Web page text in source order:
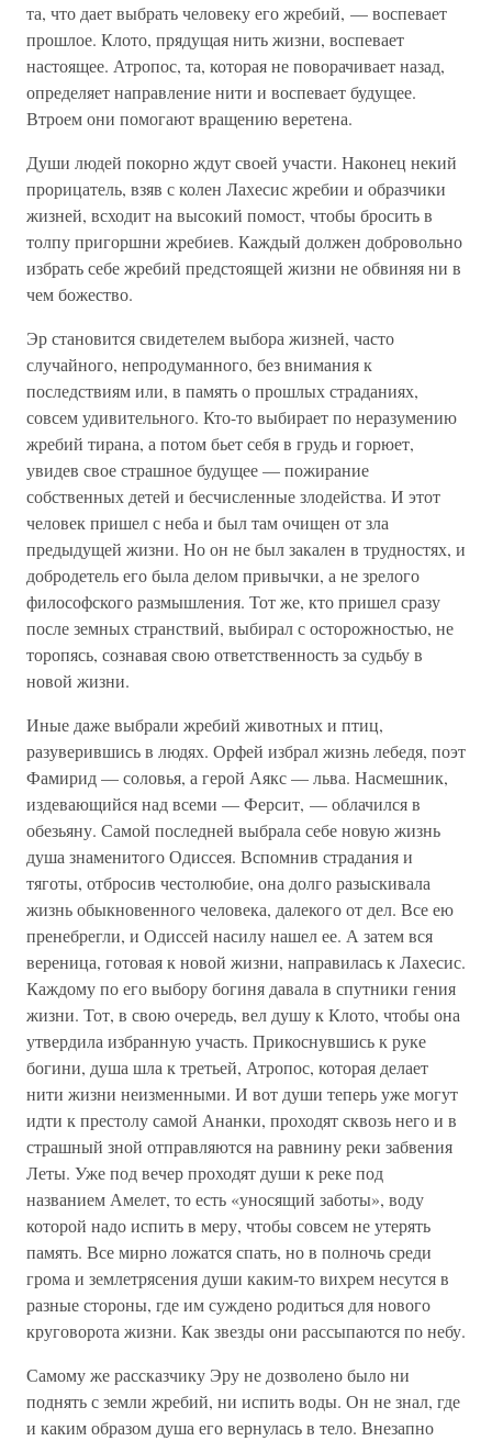
та, что дает выбрать человеку его жребий, — воспевает
прошлое. Клото, прядущая нить жизни, воспевает
настоящее. Атропос, та, которая не поворачивает назад,
определяет направление нити и воспевает будущее.
Втроем они помогают вращению веретена.
Души людей покорно ждут своей участи. Наконец некий
прорицатель, взяв с колен Лахесис жребии и образчики
жизней, всходит на высокий помост, чтобы бросить в
толпу пригоршни жребиев. Каждый должен добровольно
избрать себе жребий предстоящей жизни не обвиняя ни в
чем божество.
Эр становится свидетелем выбора жизней, часто
случайного, непродуманного, без внимания к
последствиям или, в память о прошлых страданиях,
совсем удивительного. Кто-то выбирает по неразумению
жребий тирана, а потом бьет себя в грудь и горюет,
увидев свое страшное будущее — пожирание
собственных детей и бесчисленные злодейства. И этот
человек пришел с неба и был там очищен от зла
предыдущей жизни. Но он не был закален в трудностях, и
добродетель его была делом привычки, а не зрелого
философского размышления. Тот же, кто пришел сразу
после земных странствий, выбирал с осторожностью, не
торопясь, сознавая свою ответственность за судьбу в
новой жизни.
Иные даже выбрали жребий животных и птиц,
разуверившись в людях. Орфей избрал жизнь лебедя, поэт
Фамирид — соловья, а герой Аякс — льва. Насмешник,
издевающийся над всеми — Ферсит, — облачился в
обезьяну. Самой последней выбрала себе новую жизнь
душа знаменитого Одиссея. Вспомнив страдания и
тяготы, отбросив честолюбие, она долго разыскивала
жизнь обыкновенного человека, далекого от дел. Все ею
пренебрегли, и Одиссей насилу нашел ее. А затем вся
вереница, готовая к новой жизни, направилась к Лахесис.
Каждому по его выбору богиня давала в спутники гения
жизни. Тот, в свою очередь, вел душу к Клото, чтобы она
утвердила избранную участь. Прикоснувшись к руке
богини, душа шла к третьей, Атропос, которая делает
нити жизни неизменными. И вот души теперь уже могут
идти к престолу самой Ананки, проходят сквозь него и в
страшный зной отправляются на равнину реки забвения
Леты. Уже под вечер проходят души к реке под
названием Амелет, то есть «уносящий заботы», воду
которой надо испить в меру, чтобы совсем не утерять
память. Все мирно ложатся спать, но в полночь среди
грома и землетрясения души каким-то вихрем несутся в
разные стороны, где им суждено родиться для нового
круговорота жизни. Как звезды они рассыпаются по небу.
Самому же рассказчику Эру не дозволено было ни
поднять с земли жребий, ни испить воды. Он не знал, где
и каким образом душа его вернулась в тело. Внезапно